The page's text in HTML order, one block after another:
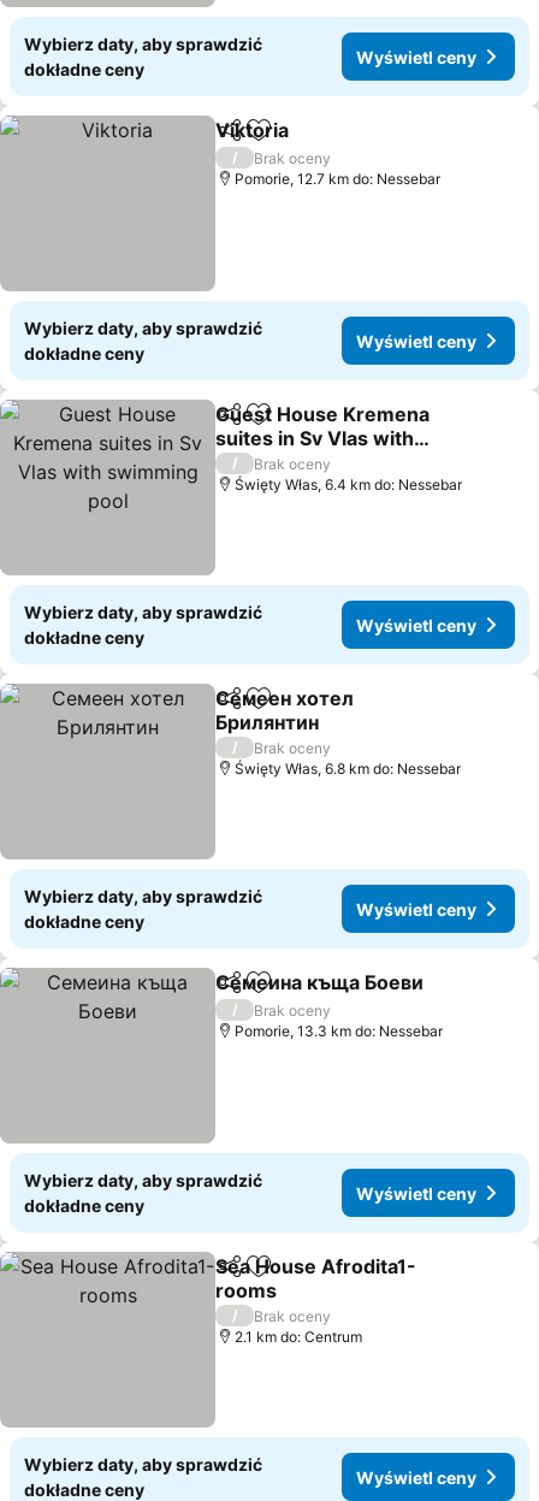
Wybierz daty, aby sprawdzić
dokładne ceny
Wyświetl ceny
UdostępnijDodaj do ulubionych
Viktoria
/
Brak oceny
Pomorie, 12.7 km do: Nessebar
Wybierz daty, aby sprawdzić
dokładne ceny
Wyświetl ceny
Udostępnij
Dodaj do ulubionych
Guest House Kremena
suites in Sv Vlas with
swimming pool
/
Brak oceny
Święty Włas, 6.4 km do: Nessebar
Wybierz daty, aby sprawdzić
dokładne ceny
Wyświetl ceny
Udostępnij
Dodaj do ulubionych
Семеен хотел
Брилянтин
/
Brak oceny
Święty Włas, 6.8 km do: Nessebar
Wybierz daty, aby sprawdzić
dokładne ceny
Wyświetl ceny
UdostępnijDodaj do ulubionych
Семеина къща Боеви
/
Brak oceny
Pomorie, 13.3 km do: Nessebar
Wybierz daty, aby sprawdzić
dokładne ceny
Wyświetl ceny
Udostępnij
Dodaj do ulubionych
Sea House Afrodita1-
rooms
/
Brak oceny
2.1 km do: Centrum
Wybierz daty, aby sprawdzić
dokładne ceny
Wyświetl ceny